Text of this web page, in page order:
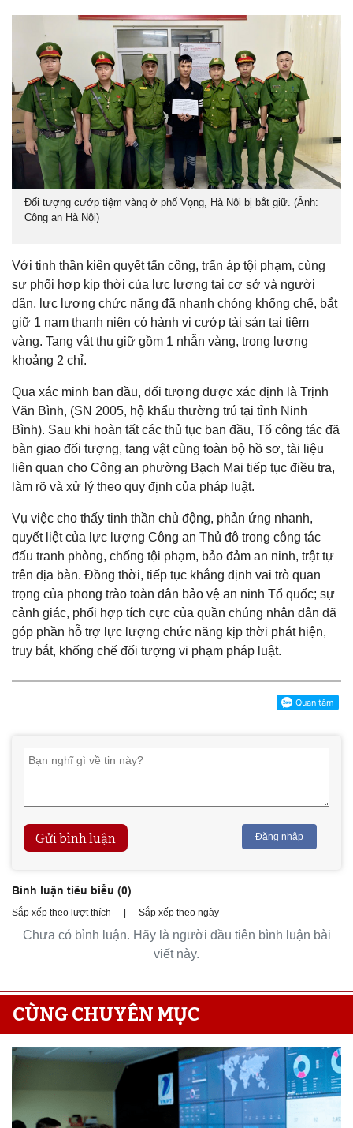
Đối tượng cướp tiệm vàng ở phố Vọng, Hà Nội bị bắt giữ. (Ảnh:
Công an Hà Nội)
Với tinh thần kiên quyết tấn công, trấn áp tội phạm, cùng
sự phối hợp kịp thời của lực lượng tại cơ sở và người
dân, lực lượng chức năng đã nhanh chóng khống chế, bắt
giữ 1 nam thanh niên có hành vi cướp tài sản tại tiệm
vàng. Tang vật thu giữ gồm 1 nhẫn vàng, trọng lượng
khoảng 2 chỉ.
Qua xác minh ban đầu, đối tượng được xác định là Trịnh
Văn Bình, (SN 2005, hộ khẩu thường trú tại tỉnh Ninh
Bình). Sau khi hoàn tất các thủ tục ban đầu, Tổ công tác đã
bàn giao đối tượng, tang vật cùng toàn bộ hồ sơ, tài liệu
liên quan cho Công an phường Bạch Mai tiếp tục điều tra,
làm rõ và xử lý theo quy định của pháp luật.
Vụ việc cho thấy tinh thần chủ động, phản ứng nhanh,
quyết liệt của lực lượng Công an Thủ đô trong công tác
đấu tranh phòng, chống tội phạm, bảo đảm an ninh, trật tự
trên địa bàn. Đồng thời, tiếp tục khẳng định vai trò quan
trọng của phong trào toàn dân bảo vệ an ninh Tổ quốc; sự
cảnh giác, phối hợp tích cực của quần chúng nhân dân đã
góp phần hỗ trợ lực lượng chức năng kịp thời phát hiện,
truy bắt, khống chế đối tượng vi phạm pháp luật.
Gửi bình luận Đăng nhập
Bình luận tiêu biểu (0)
Sắp xếp theo lượt thích | Sắp xếp theo ngày
Chưa có bình luận. Hãy là người đầu tiên bình luận bài
viết này.
CÙNG CHUYÊN MỤC